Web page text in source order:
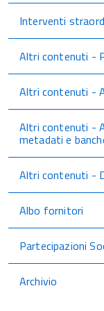
Interventi
Altri contenuti -
Altri contenuti -
Altri contenuti -
metadati e
Altri contenuti -
Albo fornitori
Partecipazioni
Archivio